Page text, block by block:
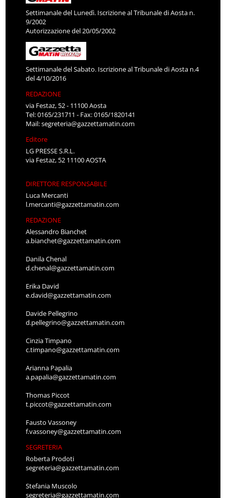
Settimanale del Lunedì. Iscrizione al Tribunale di Aosta n.
9/2002
Autorizzazione del 20/05/2002
Settimanale del Sabato. Iscrizione al Tribunale di Aosta n.4
del 4/10/2016
REDAZIONE
via Festaz, 52 - 11100 Aosta
Tel: 0165/231711 - Fax: 0165/1820141
Mail:segreteria@gazzettamatin.com
Editore
LG PRESSE S.R.L.
via Festaz, 52 11100 AOSTA
DIRETTORE RESPONSABILE
Luca Mercanti
l.mercanti@gazzettamatin.com
REDAZIONE
Alessandro Bianchet
a.bianchet@gazzettamatin.com
Danila Chenal
d.chenal@gazzettamatin.com
Erika David
e.david@gazzettamatin.com
Davide Pellegrino
d.pellegrino@gazzettamatin.com
Cinzia Timpano
c.timpano@gazzettamatin.com
Arianna Papalia
a.papalia@gazzettamatin.com
Thomas Piccot
t.piccot@gazzettamatin.com
Fausto Vassoney
f.vassoney@gazzettamatin.com
SEGRETERIA
Roberta Prodoti
segreteria@gazzettamatin.com
Stefania Muscolo
segreteria@gazzettamatin.com